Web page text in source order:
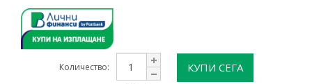
Количество: КУПИ СЕГА